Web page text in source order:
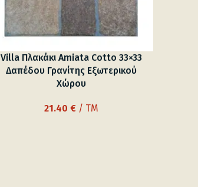
Villa Πλακάκι Αmiata Cotto 33×33
Δαπέδου Γρανίτης Εξωτερικού
Χώρου
21.40 € / TM